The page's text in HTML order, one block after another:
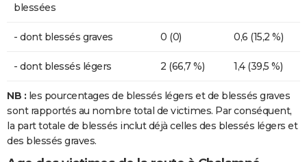
blessées
- dont blessés graves 0 (0) 0,6 (15,2 %)
- dont blessés légers 2 (66,7 %) 1,4 (39,5 %)
NB : les pourcentages de blessés légers et de blessés graves
sont rapportés au nombre total de victimes. Par conséquent,
la part totale de blessés inclut déjà celles des blessés légers et
des blessés graves.